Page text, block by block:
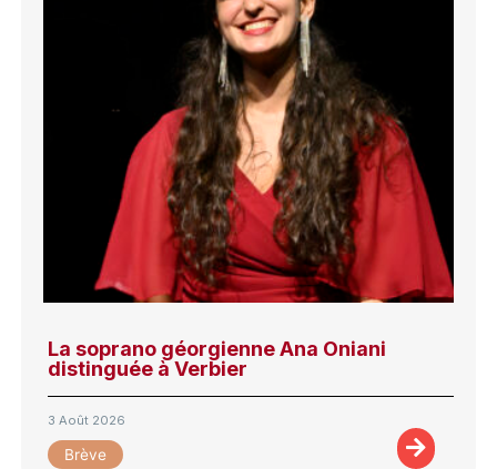
La soprano géorgienne Ana Oniani
distinguée à Verbier
3 Août 2026
Brève